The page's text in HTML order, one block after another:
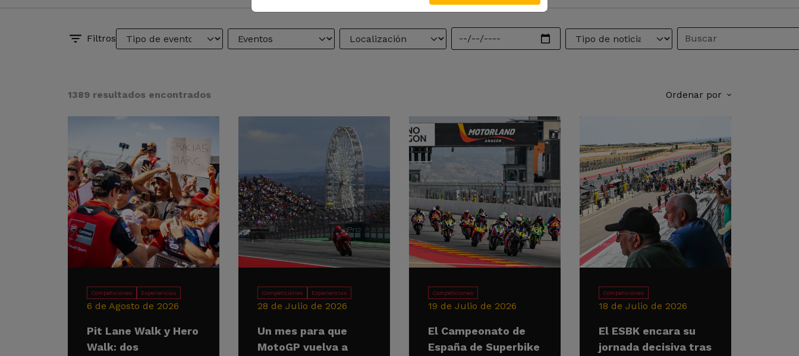
Filtros
1389 resultados encontrados Ordenar por
Competiciones Experiencias
6 de Agosto de 2026
Pit Lane Walk y Hero
Walk: dos
Competiciones Experiencias
28 de Julio de 2026
Un mes para que
MotoGP vuelva a
Competiciones
19 de Julio de 2026
El Campeonato de
España de Superbike
Competiciones
18 de Julio de 2026
El ESBK encara su
jornada decisiva tras